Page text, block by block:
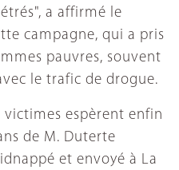
a affirmé le
campagne, qui a pris
pauvres, souvent
le trafic de drogue.
victimes espèrent enfin
de M. Duterte
et envoyé à La